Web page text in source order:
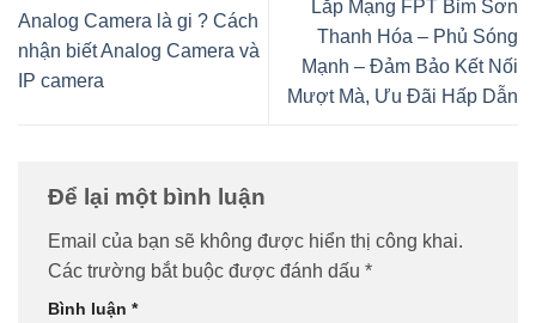
Analog Camera là gi ? Cách
nhận biết Analog Camera và
IP camera
Lắp Mạng FPT Bỉm Sơn
Thanh Hóa – Phủ Sóng
Mạnh – Đảm Bảo Kết Nối
Mượt Mà, Ưu Đãi Hấp Dẫn
Để lại một bình luận
Email của bạn sẽ không được hiển thị công khai.
Các trường bắt buộc được đánh dấu *
Bình luận *